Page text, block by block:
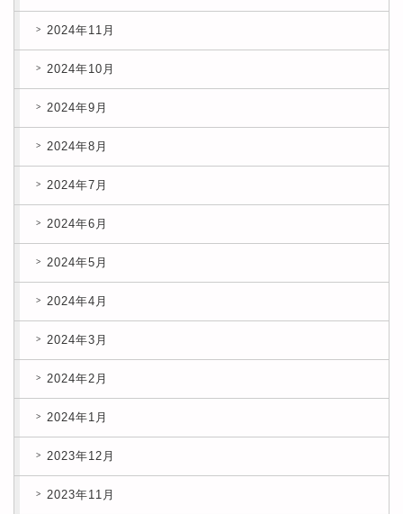
2024年11月
2024年10月
2024年9月
2024年8月
2024年7月
2024年6月
2024年5月
2024年4月
2024年3月
2024年2月
2024年1月
2023年12月
2023年11月